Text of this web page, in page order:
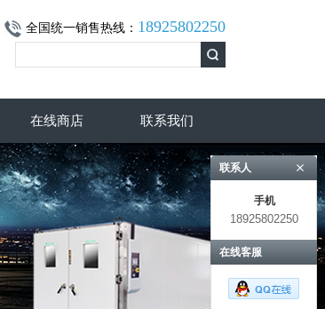
全国统一销售热线： 18925802250
在线商店 联系我们
联系人
手机
18925802250
在线客服